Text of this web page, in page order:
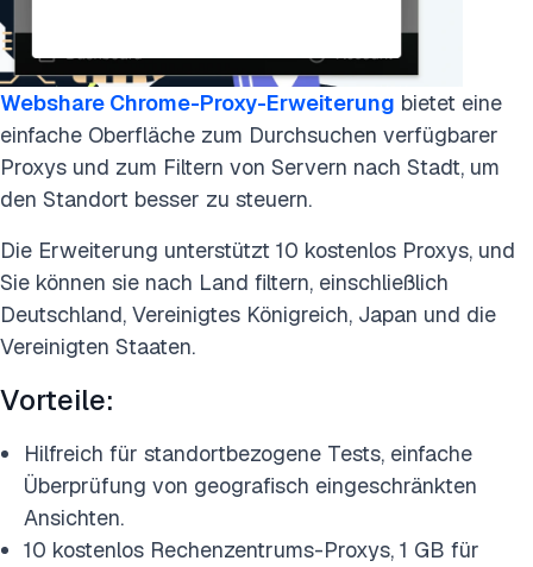
Webshare Chrome-Proxy-Erweiterung bietet eine
einfache Oberfläche zum Durchsuchen verfügbarer
Proxys und zum Filtern von Servern nach Stadt, um
den Standort besser zu steuern.
Die Erweiterung unterstützt 10 kostenlos Proxys, und
Sie können sie nach Land filtern, einschließlich
Deutschland, Vereinigtes Königreich, Japan und die
Vereinigten Staaten.
Vorteile:
Hilfreich für standortbezogene Tests, einfache
Überprüfung von geografisch eingeschränkten
Ansichten.
10 kostenlos Rechenzentrums-Proxys, 1 GB für